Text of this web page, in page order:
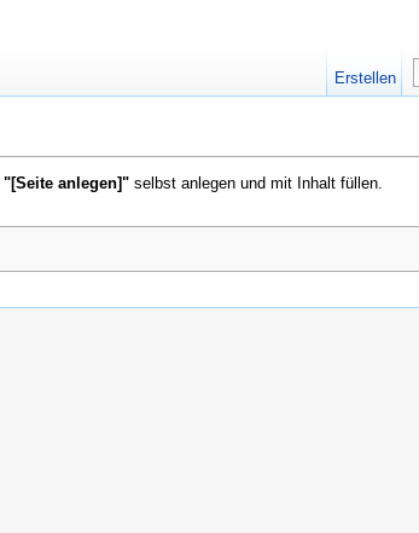
"[Seite anlegen]" selbst anlegen und mit Inhalt füllen.
Erstellen